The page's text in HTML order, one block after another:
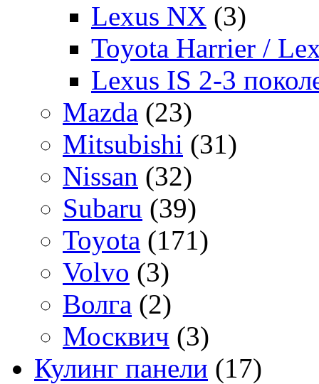
Lexus NX (3)
Toyota Harrier /
Lexus IS 2-3
Mazda (23)
Mitsubishi (31)
Nissan (32)
Subaru (39)
Toyota (171)
Volvo (3)
Волга (2)
Москвич (3)
Кулинг панели (17)